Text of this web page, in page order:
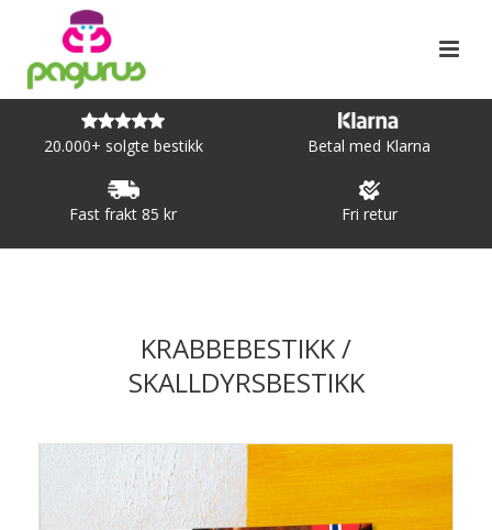
20.000+ solgte bestikk Betal med Klarna
Fast frakt 85 kr Fri retur
KRABBEBESTIKK /
SKALLDYRSBESTIKK